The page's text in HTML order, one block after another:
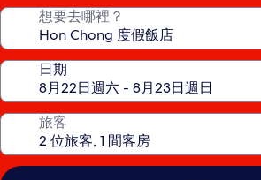
想要去哪裡？
日期
旅客